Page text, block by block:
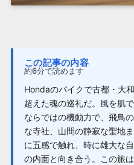
この記事の内容
約6分で読めます
Hondaのバイクで古都・大
超えた魂の巡礼だ。風を肌
ならではの機動力で、飛鳥
な寺社、山間の静寂な聖地
に五感で触れ、時に雄大な
の内面と向き合う。この旅